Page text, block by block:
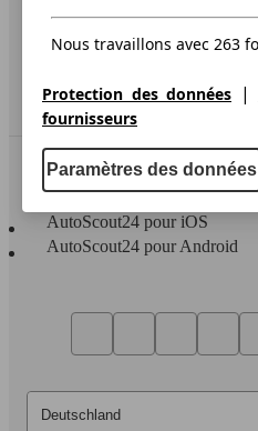
Déclaration d'accessibilité
Espace Pro
Contact
AutoScout24 pour iOS
AutoScout24 pour Android
Nous travaillons avec 263
Protection des données |
fournisseurs
Paramètres des données